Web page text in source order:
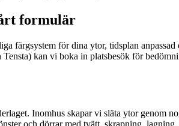
formulär
färgsystem för dina ytor, tidsplan
kan vi boka in platsbesök för
Inomhus skapar vi släta ytor genom